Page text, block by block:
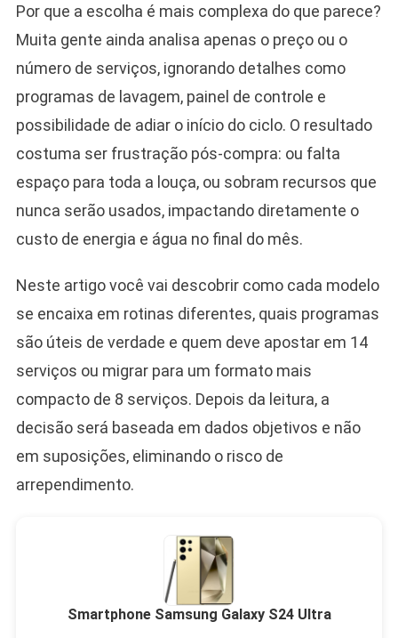
Por que a escolha é mais complexa do que parece?
Muita gente ainda analisa apenas o preço ou o
número de serviços, ignorando detalhes como
programas de lavagem, painel de controle e
possibilidade de adiar o início do ciclo. O resultado
costuma ser frustração pós-compra: ou falta
espaço para toda a louça, ou sobram recursos que
nunca serão usados, impactando diretamente o
custo de energia e água no final do mês.
Neste artigo você vai descobrir como cada modelo
se encaixa em rotinas diferentes, quais programas
são úteis de verdade e quem deve apostar em 14
serviços ou migrar para um formato mais
compacto de 8 serviços. Depois da leitura, a
decisão será baseada em dados objetivos e não
em suposições, eliminando o risco de
arrependimento.
Smartphone Samsung Galaxy S24 Ultra